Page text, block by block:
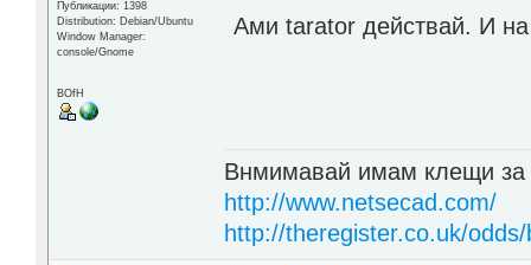
Публикации: 1398
Distribution: Debian/Ubuntu
Window Manager:
console/Gnome
BOfH
Ами tarator действай. И
Внмимавай имам клещи за
http://www.netsecad.com/
http://theregister.co.uk/